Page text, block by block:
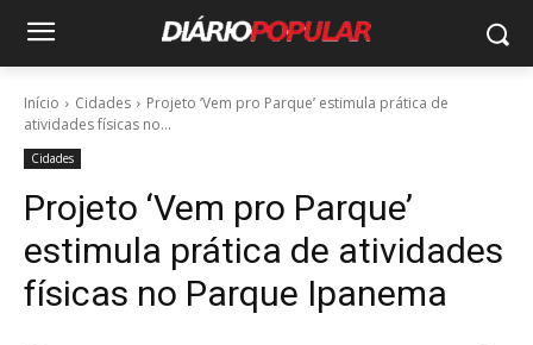
Início Cidades
Projeto ‘Vem pro Parque’ estimula prática de
atividades físicas no...
Cidades
Projeto ‘Vem pro Parque’
estimula prática de atividades
físicas no Parque Ipanema